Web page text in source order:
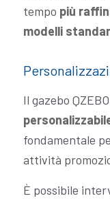
tempo più
modelli
Il gazebo
fondamentale
attività
È possibile